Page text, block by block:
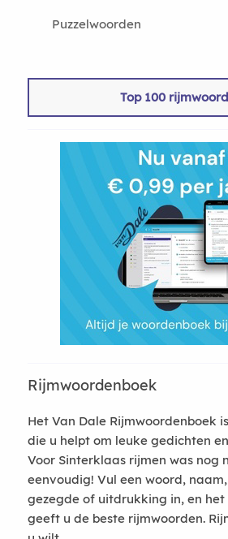
Puzzelwoorden
Top 100
Rijmwoordenboek
Het Van Dale Rijmwoordenboek
die u helpt om leuke gedichten
Voor Sinterklaas rijmen was nog
eenvoudig! Vul een woord,
gezegde of uitdrukking in, en
geeft u de beste rijmwoorden.